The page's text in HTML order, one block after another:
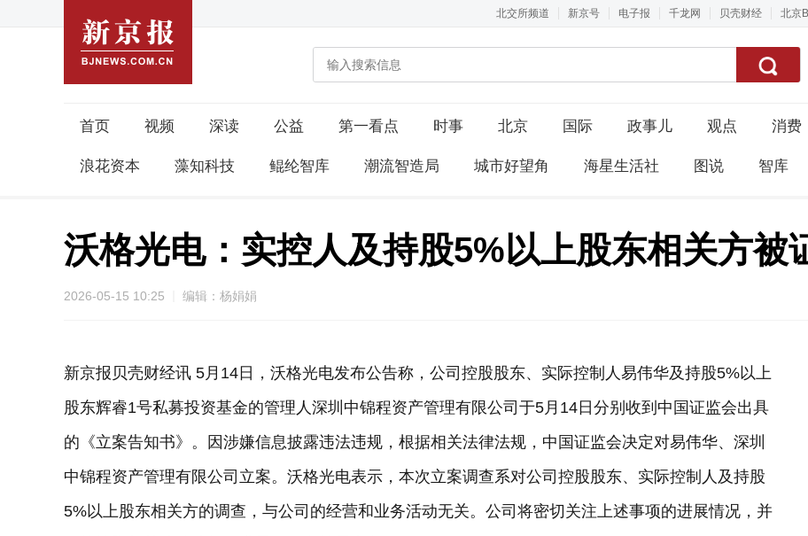
北交所频道 新京号 电子报 千龙网 贝壳财经 北京
首页 视频 深读 公益 第一看点 时事 北京 国际 政事儿 观点 消费
浪花资本 藻知科技 鲲纶智库 潮流智造局 城市好望角 海星生活社 图说 智库
沃格光电：实控人及持股5%以上股东相关方被
2026-05-15 10:25 编辑：杨娟娟
新京报贝壳财经讯 5月14日，沃格光电发布公告称，公司控股股东、实际控制人易伟华及持股5%以上
股东辉睿1号私募投资基金的管理人深圳中锦程资产管理有限公司于5月14日分别收到中国证监会出具
的《立案告知书》。因涉嫌信息披露违法违规，根据相关法律法规，中国证监会决定对易伟华、深圳
中锦程资产管理有限公司立案。沃格光电表示，本次立案调查系对公司控股股东、实际控制人及持股
5%以上股东相关方的调查，与公司的经营和业务活动无关。公司将密切关注上述事项的进展情况，并